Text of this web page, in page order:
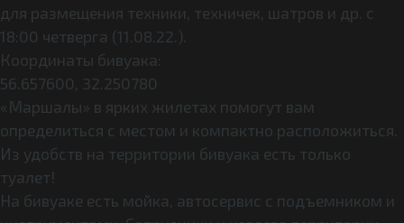
для размещения техники, техничек, шатров и др. с
18:00 четверга (11.08.22.).
Координаты бивуака:
56.657600, 32.250780
«Маршалы» в ярких жилетах помогут вам
определиться с местом и компактно расположиться.
Из удобств на территории бивуака есть только
туалет!
На бивуаке есть мойка, автосервис с подъемником и